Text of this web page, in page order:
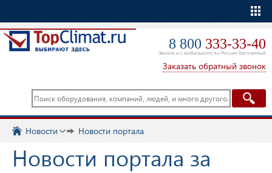
8 800 333-33-40
Звонок и с мобильного по России бесплатный
Заказать обратный звонок
Новости Новости портала
Новости портала за